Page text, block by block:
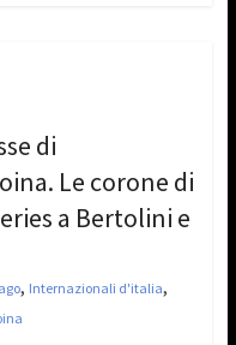
di
Le corone di
a Bertolini e
, Internazionali d'italia,